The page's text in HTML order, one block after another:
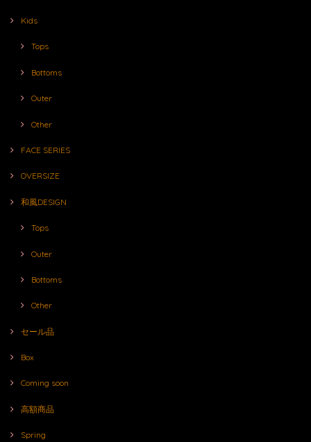
Kids
Tops
Bottoms
Outer
Other
FACE SERIES
OVERSIZE
和風DESIGN
Tops
Outer
Bottoms
Other
セール品
Box
Coming soon
高額商品
Spring